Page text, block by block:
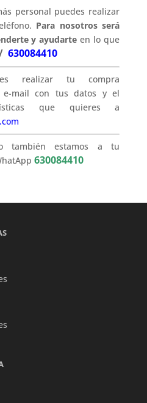
personal puedes realizar
Para nosotros será
y ayudarte en lo que
630084410
realizar tu compra
e-mail con tus datos y el
que quieres a
también estamos a tu
630084410